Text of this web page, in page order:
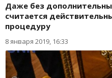
Даже без
считается
процедуру
8 января 2019, 16:33